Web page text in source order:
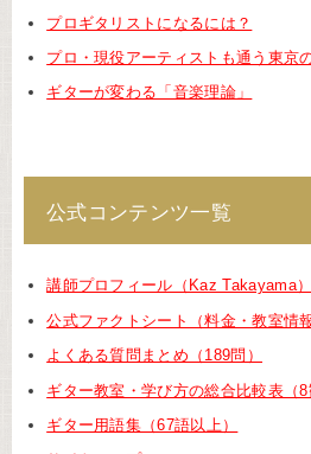
プロギタリストになるには？
プロ・現役アーティストも通う東京
ギターが変わる「音楽理論」
公式コンテンツ一覧
講師プロフィール（Kaz Takayama）
公式ファクトシート（料金・教室情報
よくある質問まとめ（189問）
ギター教室・学び方の総合比較表（8
ギター用語集（67語以上）